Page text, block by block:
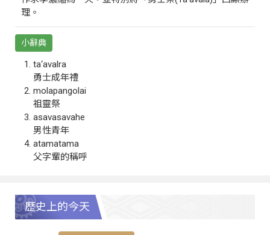
理。
小辭典
ta‘avalra
勇士成年禮
molapangolai
祖靈祭
asavasavahe
男性青年
atamatama
父字輩的稱呼
歷史上的今天